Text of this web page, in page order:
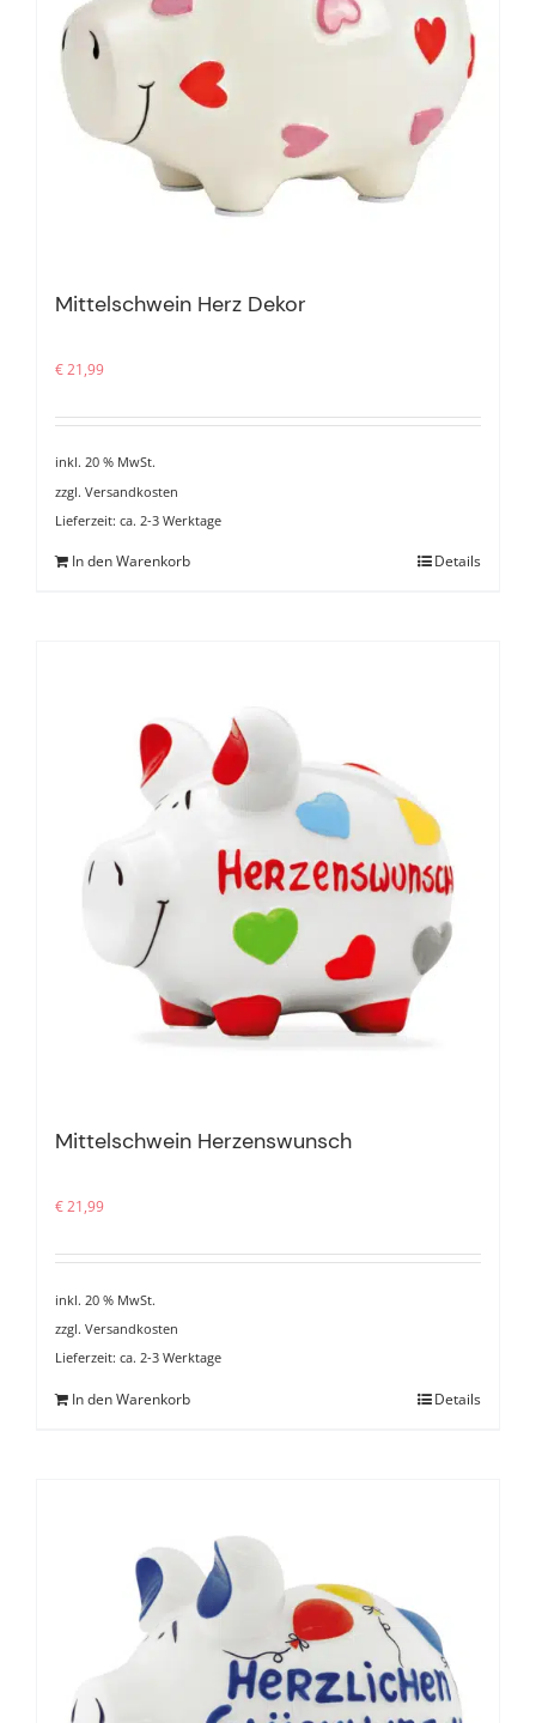
Mittelschwein Herz Dekor
€21,99
inkl. 20 % MwSt.
zzgl. Versandkosten
Lieferzeit: ca. 2-3 Werktage
In den Warenkorb Details
Mittelschwein Herzenswunsch
€21,99
inkl. 20 % MwSt.
zzgl. Versandkosten
Lieferzeit: ca. 2-3 Werktage
In den Warenkorb Details